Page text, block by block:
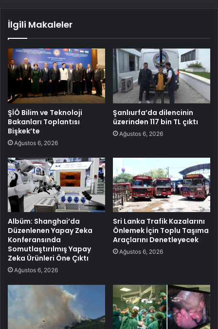
İlgili Makaleler
ŞİÖ Bilim ve Teknoloji
Bakanları Toplantısı
Bişkek’te
Ağustos 6, 2026
Şanlıurfa’da dilencinin
üzerinden 117 bin TL çıktı
Ağustos 6, 2026
Albüm: Shanghai’da
Düzenlenen Yapay Zeka
Konferansında
Somutlaştırılmış Yapay
Zeka Ürünleri Öne Çıktı
Ağustos 6, 2026
Sri Lanka Trafik Kazalarını
Önlemek İçin Toplu Taşıma
Araçlarını Denetleyecek
Ağustos 6, 2026